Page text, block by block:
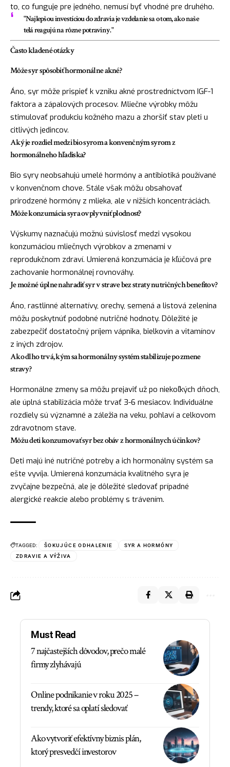
to, co funguje pre jedného, nemusí byť vhodné pre druhého.
"Najlepšou investíciou do zdravia je vzdelanie sa o tom, ako naše
telá reagujú na rôzne potraviny."
Často kladené otázky
Môže syr spôsobiť hormonálne akné?
Áno, syr môže prispieť k vzniku akné prostredníctvom IGF-1
faktora a zápalových procesov. Mliečne výrobky môžu
stimulovať produkciu kožného mazu a zhoršiť stav pleti u
citlivých jedincov.
Aký je rozdiel medzi bio syrom a konvenčným syrom z
hormonálneho hľadiska?
Bio syry neobsahujú umelé hormóny a antibiotiká používané
v konvenčnom chove. Stále však môžu obsahovať
prirodzené hormóny z mlieka, ale v nižších koncentráciách.
Môže konzumácia syra ovplyvniť plodnosť?
Výskumy naznačujú možnú súvislosť medzi vysokou
konzumáciou mliečnych výrobkov a zmenami v
reprodukčnom zdraví. Umierená konzumácia je kľúčová pre
zachovanie hormonálnej rovnováhy.
Je možné úplne nahradiť syr v strave bez straty nutričných benefitov?
Áno, rastlinné alternatívy, orechy, semená a listová zelenina
môžu poskytnúť podobné nutričné hodnoty. Dôležité je
zabezpečiť dostatočný príjem vápnika, bielkovín a vitamínov
z iných zdrojov.
Ako dlho trvá, kým sa hormonálny systém stabilizuje po zmene
stravy?
Hormonálne zmeny sa môžu prejaviť už po niekoľkých dňoch,
ale úplná stabilizácia môže trvať 3-6 mesiacov. Individuálne
rozdiely sú významné a záležia na veku, pohlaví a celkovom
zdravotnom stave.
Môžu deti konzumovať syr bez obáv z hormonálnych účinkov?
Deti majú iné nutričné potreby a ich hormonálny systém sa
ešte vyvíja. Umierená konzumácia kvalitného syra je
zvyčajne bezpečná, ale je dôležité sledovať prípadné
alergické reakcie alebo problémy s trávením.
TAGGED: ŠOKUJÚCE ODHALENIE
SYR A HORMÓNY
ZDRAVIE A VÝŽIVA
Must Read
7 najčastejších dôvodov, prečo malé
firmy zlyhávajú
Online podnikanie v roku 2025 –
trendy, ktoré sa oplatí sledovať
Ako vytvoriť efektívny biznis plán,
ktorý presvedčí investorov